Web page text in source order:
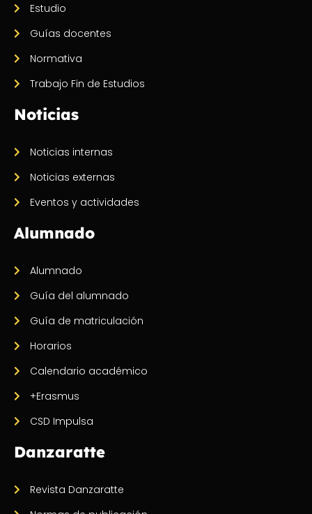
Estudio
Guías docentes
Normativa
Trabajo Fin de Estudios
Noticias
Noticias internas
Noticias externas
Eventos y actividades
Alumnado
Alumnado
Guía del alumnado
Guía de matriculación
Horarios
Calendario académico
+Erasmus
CSD Impulsa
Danzaratte
Revista Danzaratte